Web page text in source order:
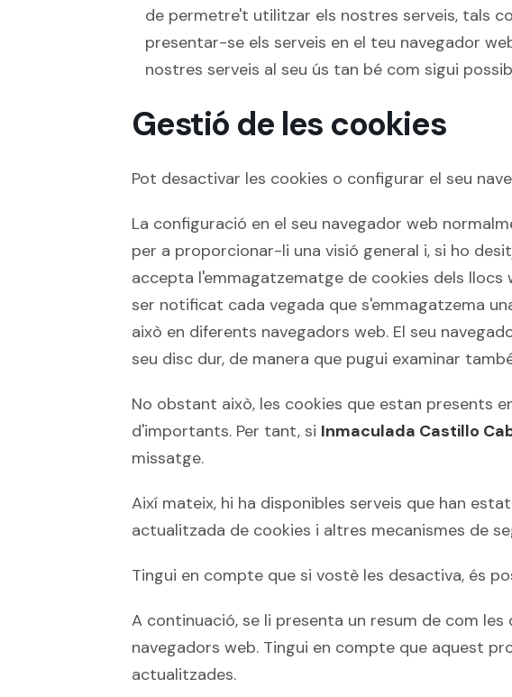
de permetre't utilitzar els nostres serveis, tals
presentar-se els serveis en el teu navegador
nostres serveis al seu ús tan bé com sigui
Gestió de les cookies
Pot desactivar les cookies o configurar el seu
La configuració en el seu navegador web
per a proporcionar-li una visió general i, si ho
accepta l'emmagatzematge de cookies dels
ser notificat cada vegada que s'emmagatzema
això en diferents navegadors web. El seu
seu disc dur, de manera que pugui examinar
No obstant això, les cookies que estan presents
d'importants. Per tant, si Inmaculada Castillo
missatge.
Així mateix, hi ha disponibles serveis que han
actualitzada de cookies i altres mecanismes de
Tingui en compte que si vostè les desactiva, és
A continuació, se li presenta un resum de com
navegadors web. Tingui en compte que aquest
actualitzades.